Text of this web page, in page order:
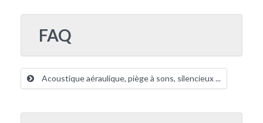
FAQ
Acoustique aéraulique, piège à sons, silencieux ...